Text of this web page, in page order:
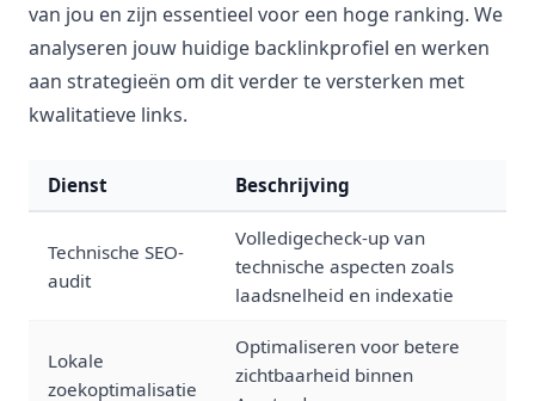
van jou en zijn essentieel voor een hoge ranking. We
analyseren jouw huidige backlinkprofiel en werken
aan strategieën om dit verder te versterken met
kwalitatieve links.
Dienst Beschrijving
Technische SEO-
audit
Volledigecheck-up van
technische aspecten zoals
laadsnelheid en indexatie
Lokale
zoekoptimalisatie
Optimaliseren voor betere
zichtbaarheid binnen